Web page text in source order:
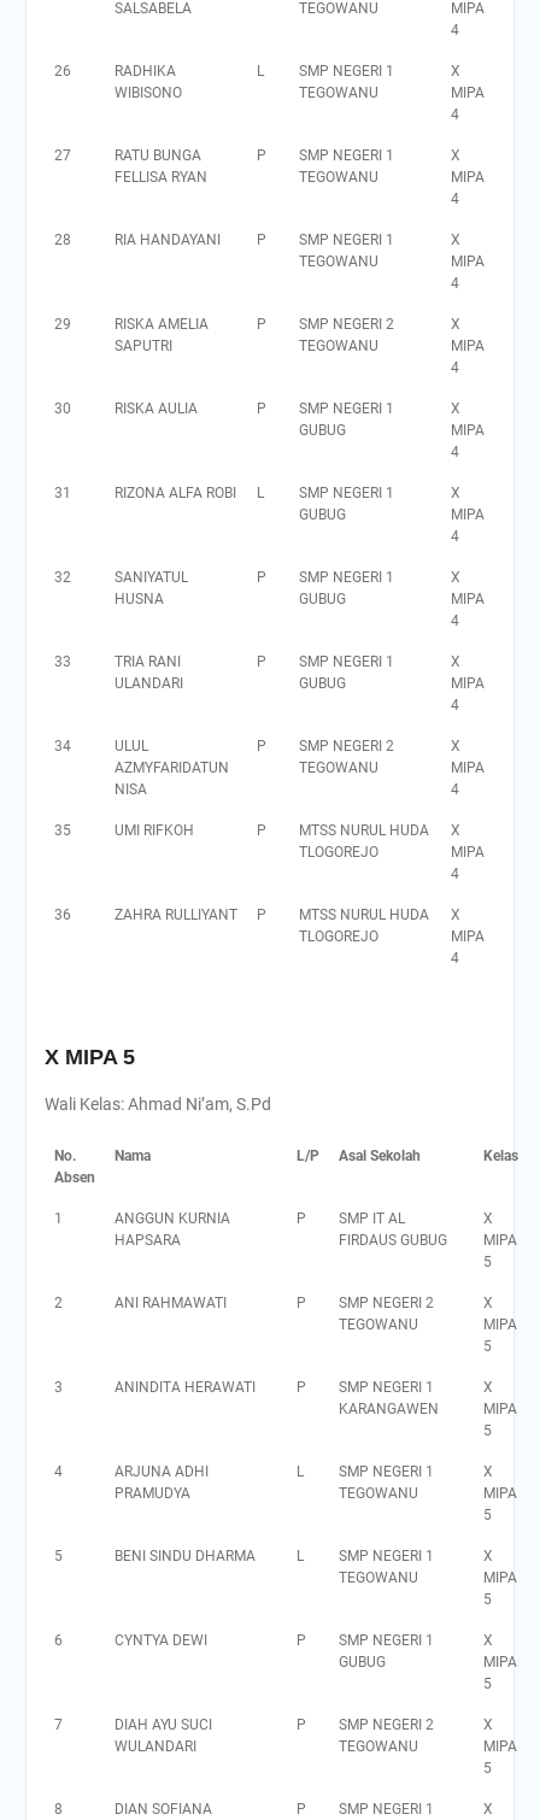
SALSABELA TEGOWANU
MIPA
4
26
RADHIKA
WIBISONO
L
SMP NEGERI 1
TEGOWANU
X
MIPA
4
27
RATU BUNGA
FELLISA RYAN
P
SMP NEGERI 1
TEGOWANU
X
MIPA
4
28 RIA HANDAYANI P
SMP NEGERI 1
TEGOWANU
X
MIPA
4
29
RISKA AMELIA
SAPUTRI
P
SMP NEGERI 2
TEGOWANU
X
MIPA
4
30 RISKA AULIA P
SMP NEGERI 1
GUBUG
X
MIPA
4
31 RIZONA ALFA ROBI L
SMP NEGERI 1
GUBUG
X
MIPA
4
32
SANIYATUL
HUSNA
P
SMP NEGERI 1
GUBUG
X
MIPA
4
33
TRIA RANI
ULANDARI
P
SMP NEGERI 1
GUBUG
X
MIPA
4
34
ULUL
AZMYFARIDATUN
NISA
P
SMP NEGERI 2
TEGOWANU
X
MIPA
4
35 UMI RIFKOH P
MTSS NURUL HUDA
TLOGOREJO
X
MIPA
4
36 ZAHRA RULLIYANT P
MTSS NURUL HUDA
TLOGOREJO
X
MIPA
4
X MIPA 5
Wali Kelas: Ahmad Ni’am, S.Pd
No.
Absen
Nama L/P Asal Sekolah Kelas
1
ANGGUN KURNIA
HAPSARA
P
SMP IT AL
FIRDAUS GUBUG
X
MIPA
5
2 ANI RAHMAWATI P
SMP NEGERI 2
TEGOWANU
X
MIPA
5
3 ANINDITA HERAWATI P
SMP NEGERI 1
KARANGAWEN
X
MIPA
5
4
ARJUNA ADHI
PRAMUDYA
L
SMP NEGERI 1
TEGOWANU
X
MIPA
5
5 BENI SINDU DHARMA L
SMP NEGERI 1
TEGOWANU
X
MIPA
5
6 CYNTYA DEWI P
SMP NEGERI 1
GUBUG
X
MIPA
5
7
DIAH AYU SUCI
WULANDARI
P
SMP NEGERI 2
TEGOWANU
X
MIPA
5
8 DIAN SOFIANA P
SMP NEGERI 1
X